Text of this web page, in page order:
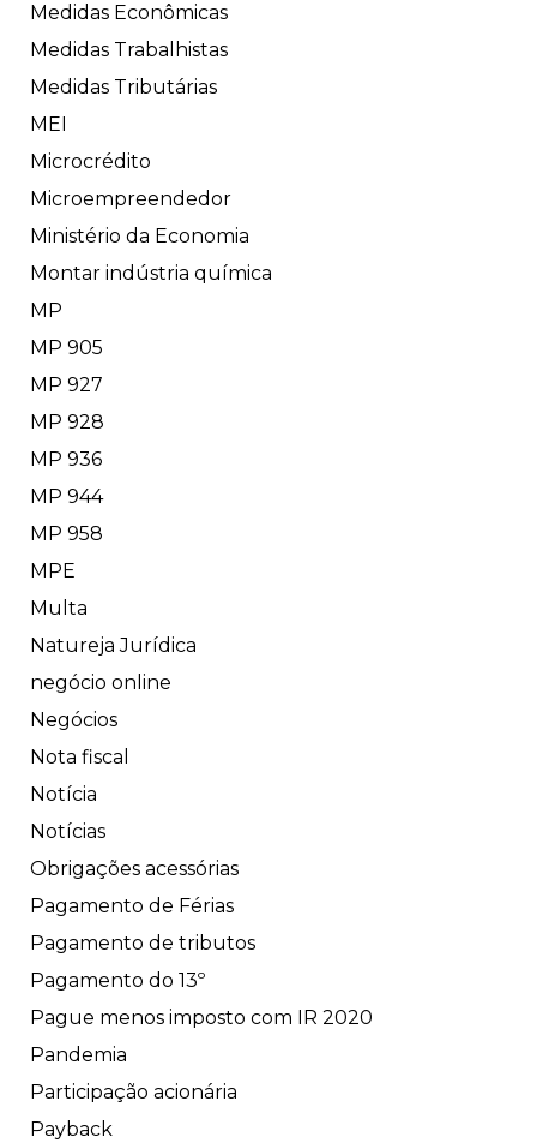
Medidas Econômicas
Medidas Trabalhistas
Medidas Tributárias
MEI
Microcrédito
Microempreendedor
Ministério da Economia
Montar indústria química
MP
MP 905
MP 927
MP 928
MP 936
MP 944
MP 958
MPE
Multa
Natureja Jurídica
negócio online
Negócios
Nota fiscal
Notícia
Notícias
Obrigações acessórias
Pagamento de Férias
Pagamento de tributos
Pagamento do 13º
Pague menos imposto com IR 2020
Pandemia
Participação acionária
Payback